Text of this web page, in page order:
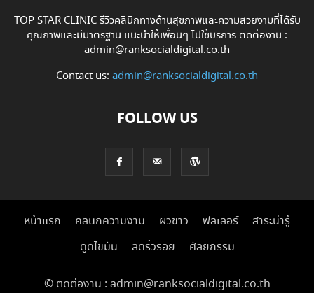
TOP STAR CLINIC รีวิวคลินิกทางด้านสุขภาพและความสวยงามที่ได้รับ
คุณภาพและมีมาตรฐาน แนะนำให้เพื่อนๆ ไปใช้บริการ ติดต่องาน :
admin@ranksocialdigital.co.th
Contact us: admin@ranksocialdigital.co.th
FOLLOW US
หน้าแรก คลินิกความงาม ผิวขาว ฟิลเลอร์
สาระน่ารู้
ดูดไขมัน
ลดริ้วรอย ศัลยกรรม
© ติดต่องาน : admin@ranksocialdigital.co.th